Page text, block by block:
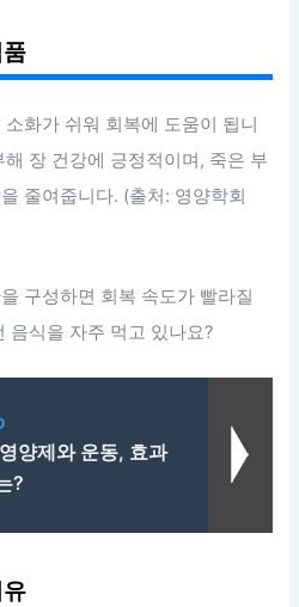
화가 쉬워 회복에 도움이 됩니
장 건강에 긍정적이며, 죽은 부
줄여줍니다. (출처: 영양학회
구성하면 회복 속도가 빨라질
음식을 자주 먹고 있나요?
양제와 운동, 효과
?